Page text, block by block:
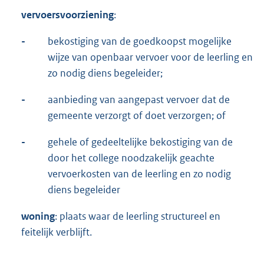
vervoersvoorziening:
-
bekostiging van de goedkoopst mogelijke
wijze van openbaar vervoer voor de leerling en
zo nodig diens begeleider;
-
aanbieding van aangepast vervoer dat de
gemeente verzorgt of doet verzorgen; of
-
gehele of gedeeltelijke bekostiging van de
door het college noodzakelijk geachte
vervoerkosten van de leerling en zo nodig
diens begeleider
woning: plaats waar de leerling structureel en
feitelijk verblijft.